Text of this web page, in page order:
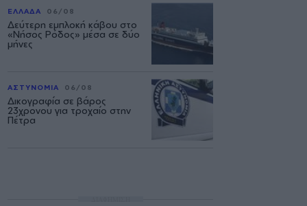
ΕΛΛΑΔΑ 06/08
Δεύτερη εμπλοκή κάβου στο
«Νήσος Ρόδος» μέσα σε δύο
μήνες
ΑΣΤΥΝΟΜΙΑ 06/08
Δικογραφία σε βάρος
23χρονου για τροχαίο στην
Πέτρα